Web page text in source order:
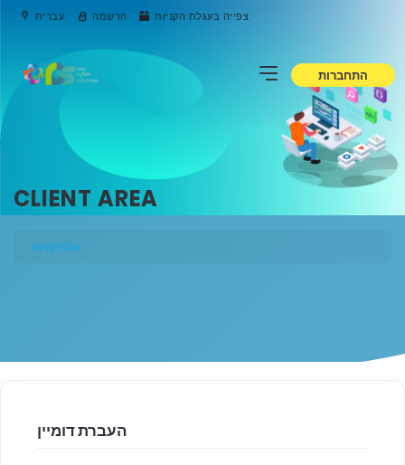
עברית הרשמה צפייה בעגלת הקניות
התחברות
CLIENT AREA
עגלת קניות
העברת דומיין